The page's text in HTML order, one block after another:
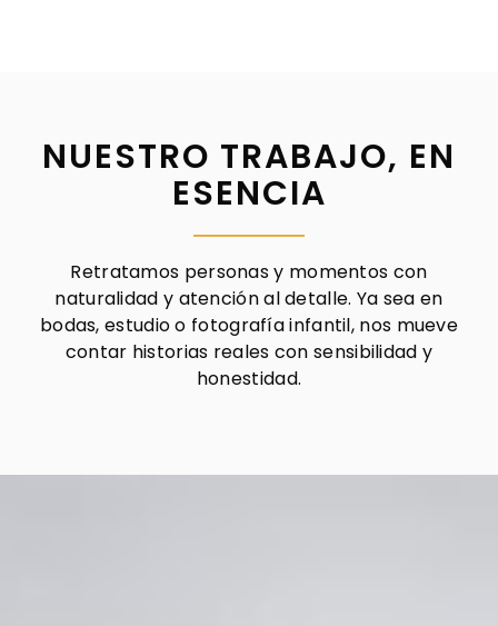
NUESTRO TRABAJO, EN
ESENCIA
Retratamos personas y momentos con
naturalidad y atención al detalle. Ya sea en
bodas, estudio o fotografía infantil, nos mueve
contar historias reales con sensibilidad y
honestidad.